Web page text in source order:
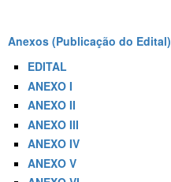
Anexos (Publicação do Edital)
EDITAL
ANEXO I
ANEXO II
ANEXO III
ANEXO IV
ANEXO V